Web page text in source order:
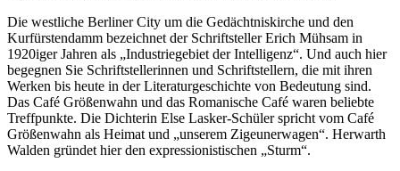
Die westliche Berliner City um die Gedächtniskirche und den
Kurfürstendamm bezeichnet der Schriftsteller Erich Mühsam in
1920iger Jahren als „Industriegebiet der Intelligenz“. Und auch hier
begegnen Sie Schriftstellerinnen und Schriftstellern, die mit ihren
Werken bis heute in der Literaturgeschichte von Bedeutung sind.
Das Café Größenwahn und das Romanische Café waren beliebte
Treffpunkte. Die Dichterin Else Lasker-Schüler spricht vom Café
Größenwahn als Heimat und „unserem Zigeunerwagen“. Herwarth
Walden gründet hier den expressionistischen „Sturm“.